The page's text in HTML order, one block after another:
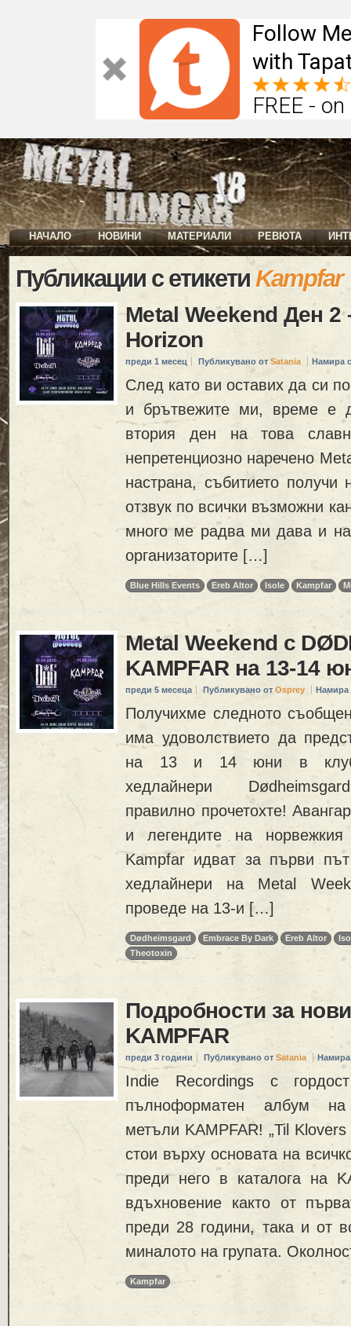
Follow
with
FREE -
НАЧАЛО НОВИНИ МАТЕРИАЛИ РЕВЮТА
Публикации с етикетиKampfar
Metal Weekend Ден 2
Horizon
преди 1 месец Публикувано от Satania Намира
След като ви оставих да си
и брътвежите ми, време е
втория ден на това
непретенциозно наречено
настрана, събитието получи
отзвук по всички възможни
много ме радва ми дава и
организаторите […]
Blue Hills Events Ereb Altor Isole Kampfar
Metal Weekend с
KAMPFAR на 13-14
преди 5 месеца Публикувано от Osprey Намира
Получихме следното
има удоволствието да
на 13 и 14 юни в клуб
хедлайнери
правилно прочетохте!
и легендите на
Kampfar идват за първи
хедлайнери на Metal
проведе на 13-и […]
Dødheimsgard Embrace By Dark Ereb Altor
Theotoxin
Подробности за
KAMPFAR
преди 3 години Публикувано от Satania
Indie Recordings с
пълноформатен албум
метъли KAMPFAR! „Til
стои върху основата на
преди него в каталога на
вдъхновение както от
преди 28 години, така и от
миналото на групата.
Kampfar